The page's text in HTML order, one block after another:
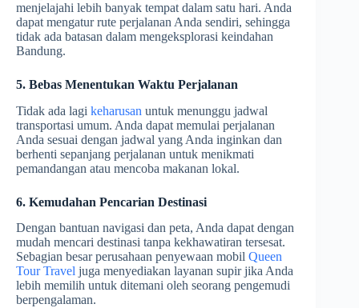
menjelajahi lebih banyak tempat dalam satu hari. Anda
dapat mengatur rute perjalanan Anda sendiri, sehingga
tidak ada batasan dalam mengeksplorasi keindahan
Bandung.
5. Bebas Menentukan Waktu Perjalanan
Tidak ada lagi keharusan untuk menunggu jadwal
transportasi umum. Anda dapat memulai perjalanan
Anda sesuai dengan jadwal yang Anda inginkan dan
berhenti sepanjang perjalanan untuk menikmati
pemandangan atau mencoba makanan lokal.
6. Kemudahan Pencarian Destinasi
Dengan bantuan navigasi dan peta, Anda dapat dengan
mudah mencari destinasi tanpa kekhawatiran tersesat.
Sebagian besar perusahaan penyewaan mobil Queen
Tour Travel juga menyediakan layanan supir jika Anda
lebih memilih untuk ditemani oleh seorang pengemudi
berpengalaman.